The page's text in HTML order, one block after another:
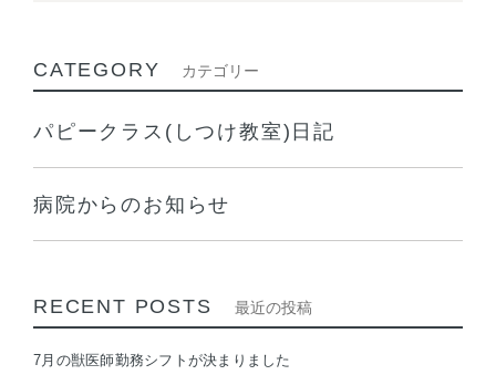
CATEGORY カテゴリー
パピークラス(しつけ教室)日記
病院からのお知らせ
RECENT POSTS 最近の投稿
7月の獣医師勤務シフトが決まりました